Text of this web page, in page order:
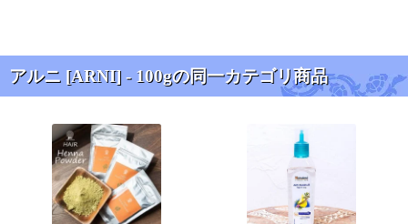
アルニ [ARNI] - 100gの同一カテゴリ商品